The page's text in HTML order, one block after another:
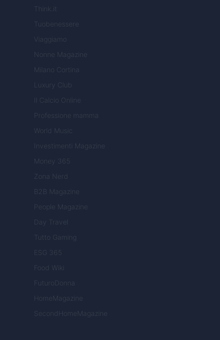
Think.it
Tuobenessere
Viaggiamo
Nonne Magazine
Milano Cortina
Luxury Club
Il Calcio Online
Professione mamma
World Music
Investimenti Magazine
Money 365
Zona Nerd
B2B Magazine
People Magazine
Day Travel
Tutto Gaming
ESG 365
Food Wiki
FuturoDonna
HomeMagazine
SecondHomeMagazine